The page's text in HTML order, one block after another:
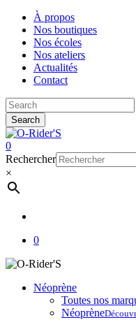
Skip
main
content
À propos
Nos boutiques
Nos écoles
Nos ateliers
Actualités
Contact
Search
Close
Search
account
0
Menu
Rechercher
×
0
Néoprène
Toutes nos
Néoprène